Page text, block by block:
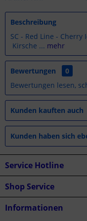
Beschreibung
SC - Red Line -
Kirsche ... mehr
Bewertungen
0
Bewertungen lesen,
Kunden kauften auch
Kunden haben sich
Service Hotline
Shop Service
Informationen